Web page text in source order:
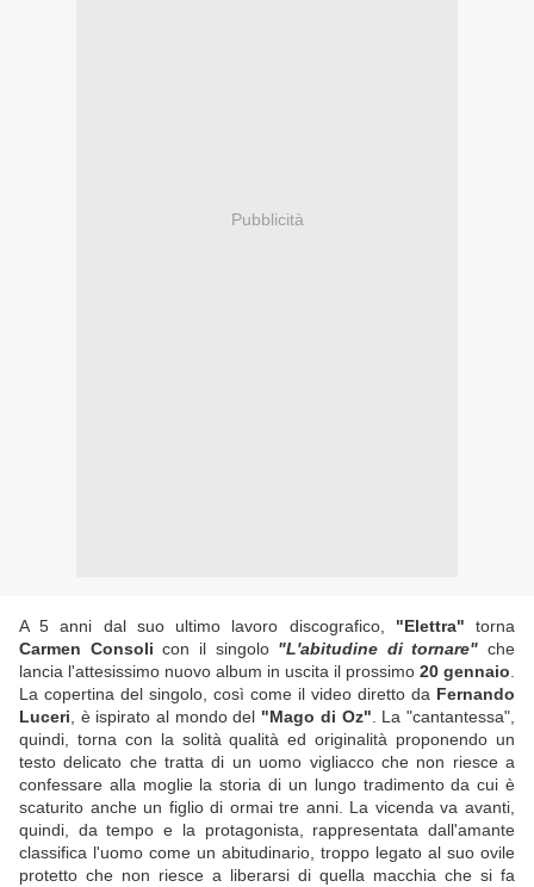
Pubblicità
A 5 anni dal suo ultimo lavoro discografico, "Elettra" torna
Carmen Consoli con il singolo "L'abitudine di tornare" che
lancia l'attesissimo nuovo album in uscita il prossimo 20 gennaio
La copertina del singolo, così come il video diretto da Fernando
Luceri , è ispirato al mondo del "Mago di Oz" . La "cantantessa",
quindi, torna con la solità qualità ed originalità proponendo un
testo delicato che tratta di un uomo vigliacco che non riesce a
confessare alla moglie la storia di un lungo tradimento da cui è
scaturito anche un figlio di ormai tre anni. La vicenda va avanti,
quindi, da tempo e la protagonista, rappresentata dall'amante
classifica l'uomo come un abitudinario, troppo legato al suo ovile
protetto che non riesce a liberarsi di quella macchia che si fa